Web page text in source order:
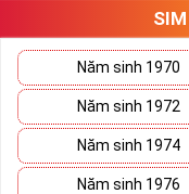
Năm sinh 1970
Năm sinh 1972
Năm sinh 1974
Năm sinh 1976